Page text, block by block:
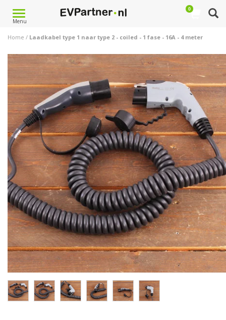
Toggle
navigation
Menu
0
Home / Laadkabel type 1 naar type 2 - coiled - 1 fase - 16A - 4 meter